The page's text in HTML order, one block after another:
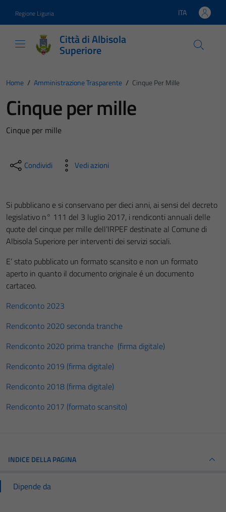
Regione Liguria Lingua attiva:
ITA
Città di Albisola
Superiore
Home / Amministrazione Trasparente / Cinque Per Mille
Cinque per mille
Cinque per mille
Condividi Vedi azioni
Si pubblicano e si conservano per dieci anni, ai sensi del decreto
legislativo n° 111 del 3 luglio 2017, i rendiconti annuali delle
quote del cinque per mille dell’IRPEF destinate al Comune di
Albisola Superiore per interventi dei servizi sociali.
E’ stato pubblicato un formato scansito e non un formato
aperto in quanto il documento originale é un documento
cartaceo.
Rendiconto 2023
Rendiconto 2020 seconda tranche
Rendiconto 2020 prima tranche (firma digitale)
Rendiconto 2019 (firma digitale)
Rendiconto 2018 (firma digitale)
Rendiconto 2017 (formato scansito)
INDICE DELLA PAGINA
Dipende da